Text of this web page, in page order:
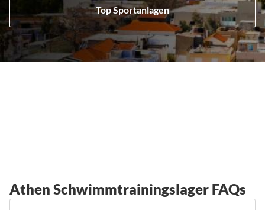
Top Sportanlagen
Athen Schwimmtrainingslager FAQs